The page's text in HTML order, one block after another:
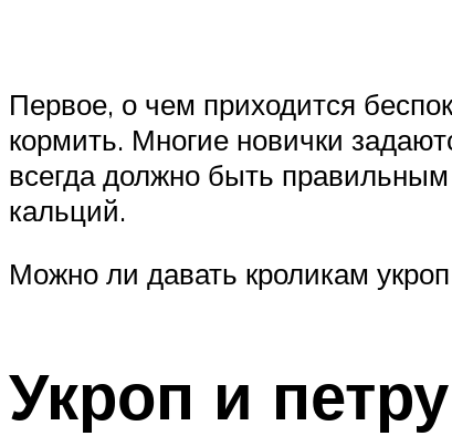
Первое, о чем приходится
кормить. Многие новички
всегда должно быть
кальций.
Можно ли давать кроликам
Укроп и